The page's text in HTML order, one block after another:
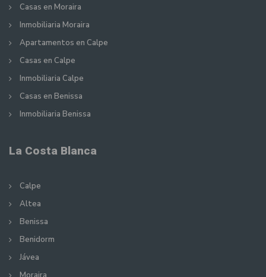
Casas en Moraira
Inmobiliaria Moraira
Apartamentos en Calpe
Casas en Calpe
Inmobiliaria Calpe
Casas en Benissa
Inmobiliaria Benissa
La Costa Blanca
Calpe
Altea
Benissa
Benidorm
Jávea